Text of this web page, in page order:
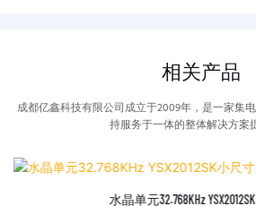
相关产品
成都亿鑫科技有限公司成立于2009年，是一家集
持服务于一体的整体解决方案
水晶单元32.768KHz